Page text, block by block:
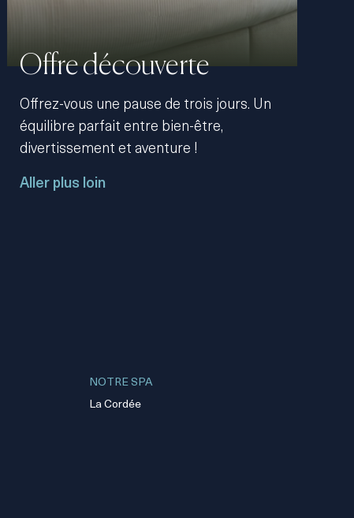
Offre découverte
Offrez-vous une pause de trois jours. Un
équilibre parfait entre bien-être,
divertissement et aventure !
Aller plus loin
NOTRE SPA
La Cordée